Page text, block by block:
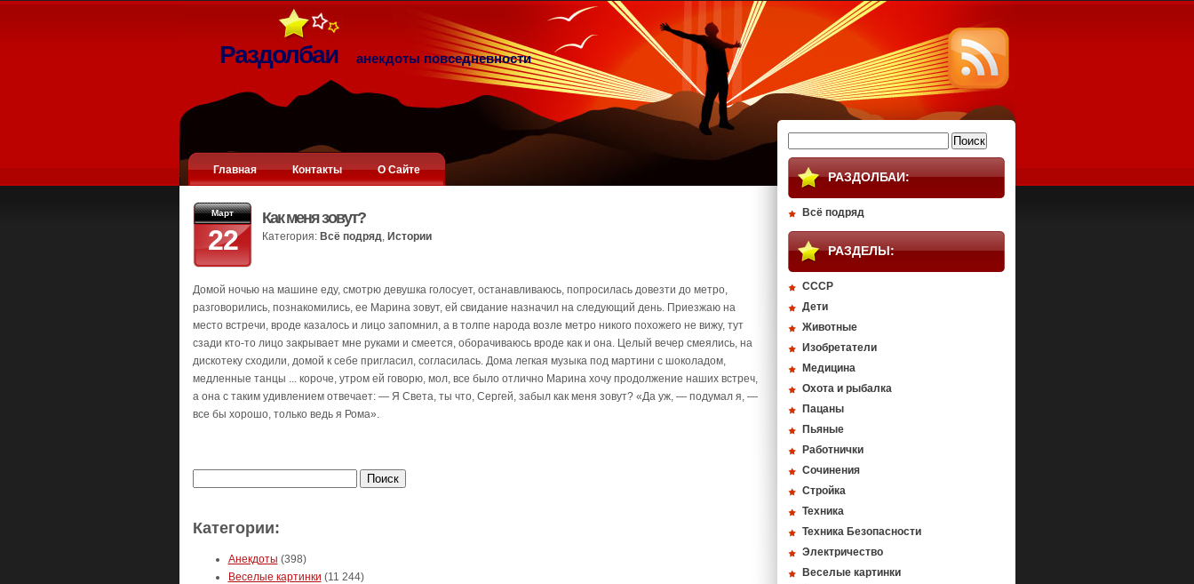
Раздолбаи анекдоты повседневности
Главная Контакты О Сайте
Март
22
Как меня зовут?
Категория: Всё подряд, Истории
Домой ночью на машине еду, смотрю девушка голосует, останавливаюсь, попросилась довезти до метро,
разговорились, познакомились, ее Марина зовут, ей свидание назначил на следующий день. Приезжаю на
место встречи, вроде казалось и лицо запомнил, а в толпе народа возле метро никого похожего не вижу, тут
сзади кто-то лицо закрывает мне руками и смеется, оборачиваюсь вроде как и она. Целый вечер смеялись, на
дискотеку сходили, домой к себе пригласил, согласилась. Дома легкая музыка под мартини с шоколадом,
медленные танцы ... короче, утром ей говорю, мол, все было отлично Марина хочу продолжение наших встреч,
а она с таким удивлением отвечает: — Я Света, ты что, Сергей, забыл как меня зовут? «Да уж, — подумал я, —
все бы хорошо, только ведь я Рома».
Категории:
Анекдоты (398)
Веселые картинки (11 244)
РАЗДОЛБАИ:
Всё подряд
РАЗДЕЛЫ:
СССР
Дети
Животные
Изобретатели
Медицина
Охота и рыбалка
Пацаны
Пьяные
Работнички
Сочинения
Стройка
Техника
Техника Безопасности
Электричество
Веселые картинки